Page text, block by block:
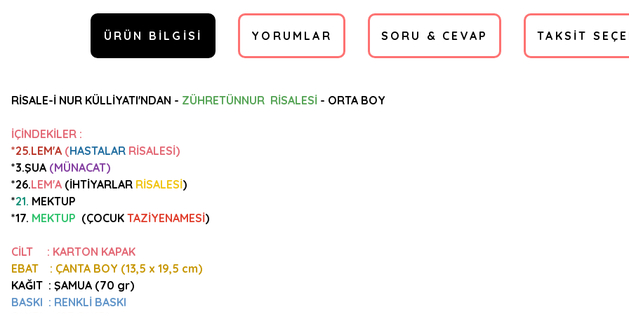
ÜRÜN BILGISI YORUMLAR SORU & CEVAP TAKSIT
RİSALE-İ NUR KÜLLİYATI'NDAN - ZÜHRETÜNNUR RİSALESİ - ORTA BOY
İÇİNDEKİLER :
*25.LEM'A (HASTALAR RİSALESİ)
*3.ŞUA (MÜNACAT)
*26.LEM'A (İHTİYARLAR RİSALESİ)
*21. MEKTUP
*17. MEKTUP (ÇOCUK TAZİYENAMESİ)
CİLT : KARTON KAPAK
EBAT : ÇANTA BOY (13,5 x 19,5 cm)
KAĞIT : ŞAMUA (70 gr)
BASKI : RENKLİ BASKI